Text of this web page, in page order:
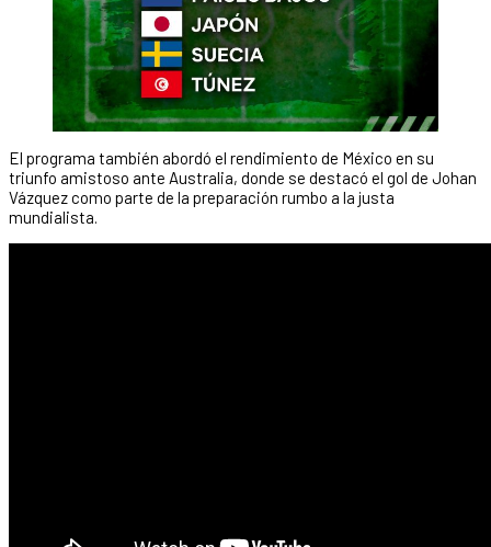
El programa también abordó el rendimiento de México en su
triunfo amistoso ante Australia, donde se destacó el gol de Johan
Vázquez como parte de la preparación rumbo a la justa
mundialista.